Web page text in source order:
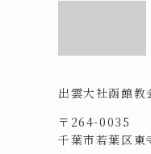
出雲大社函館教
〒264-0035
千葉市若葉区東